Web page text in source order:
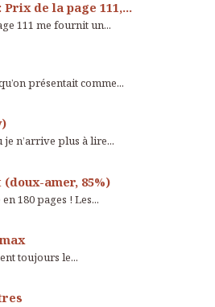
de la page 111,...
111 me fournit un...
présentait comme...
je n’arrive plus à lire...
amer, 85%)
180 pages ! Les...
toujours le...